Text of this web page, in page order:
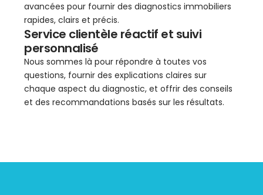
avancées pour fournir des diagnostics immobiliers
rapides, clairs et précis.
Service clientèle réactif et suivi
personnalisé
Nous sommes là pour répondre à toutes vos
questions, fournir des explications claires sur
chaque aspect du diagnostic, et offrir des conseils
et des recommandations basés sur les résultats.